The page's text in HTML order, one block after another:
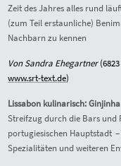
Zeit des Jahres alles rund
(zum Teil erstaunliche)
Nachbarn zu kennen
Von Sandra Ehegartner (6823
www.srt-text.de)
Lissabon kulinarisch:
Streifzug durch die Bars und
portugiesischen Hauptstadt
Spezialitäten und weiteren